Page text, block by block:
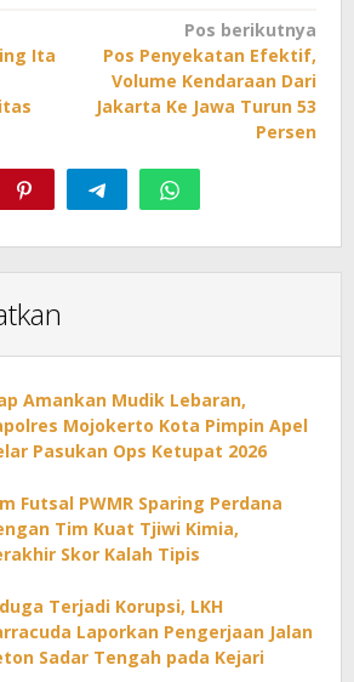
Ita
Pos berikutnya
Pos Penyekatan Efektif,
Volume Kendaraan Dari
Jakarta Ke Jawa Turun 53
Persen
Amankan Mudik Lebaran,
Mojokerto Kota Pimpin Apel
Pasukan Ops Ketupat 2026
Futsal PWMR Sparing Perdana
Tim Kuat Tjiwi Kimia,
Skor Kalah Tipis
Terjadi Korupsi, LKH
Laporkan Pengerjaan Jalan
Sadar Tengah pada Kejari